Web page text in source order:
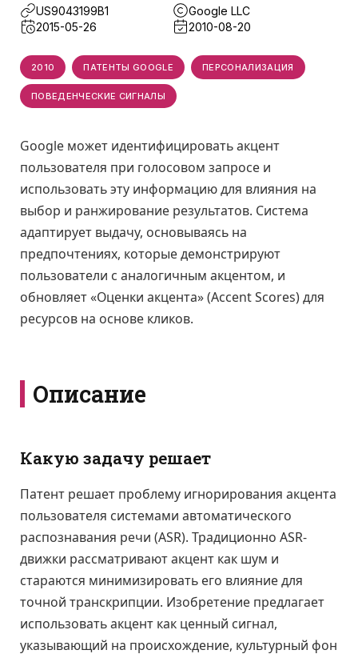
US9043199B1
Google LLC
2015-05-26
2010-08-20
2010 ПАТЕНТЫ GOOGLE ПЕРСОНАЛИЗАЦИЯ
ПОВЕДЕНЧЕСКИЕ СИГНАЛЫ
Google может идентифицировать акцент
пользователя при голосовом запросе и
использовать эту информацию для влияния на
выбор и ранжирование результатов. Система
адаптирует выдачу, основываясь на
предпочтениях, которые демонстрируют
пользователи с аналогичным акцентом, и
обновляет «Оценки акцента» (Accent Scores) для
ресурсов на основе кликов.
Описание
Какую задачу решает
Патент решает проблему игнорирования акцента
пользователя системами автоматического
распознавания речи (ASR). Традиционно ASR-
движки рассматривают акцент как шум и
стараются минимизировать его влияние для
точной транскрипции. Изобретение предлагает
использовать акцент как ценный сигнал,
указывающий на происхождение, культурный фон